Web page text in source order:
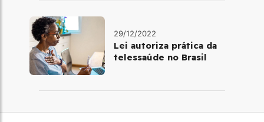
29/12/2022
Lei autoriza prática da
telessaúde no Brasil